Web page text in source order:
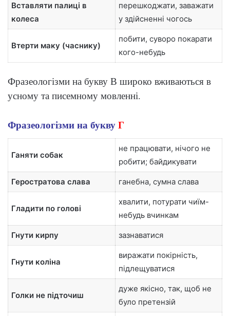
Вставляти палиці в
колеса
перешкоджати, заважати
у здійсненні чогось
Втерти маку (часнику)
побити, суворо покарати
кого-небудь
Фразеологізми на букву В широко вживаються в
усному та писемному мовленні.
Фразеологізми на буквуГ
Ганяти собак
не працювати, нічого не
робити; байдикувати
Геростратова слава ганебна, сумна слава
Гладити по голові
хвалити, потурати чиїм-
небудь вчинкам
Гнути кирпу зазнаватися
Гнути коліна
виражати покірність,
підлещуватися
Голки не підточиш
дуже якісно, так, щоб не
було претензій